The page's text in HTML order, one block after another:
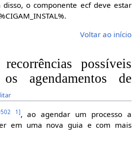
o componente ecf deve estar
Voltar ao início
possíveis
agendamentos de
1 ], ao agendar um processo a
em uma nova guia e com mais